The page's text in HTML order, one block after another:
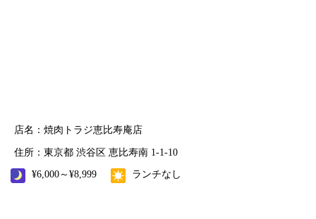
店名：焼肉トラジ恵比寿庵店
住所：東京都 渋谷区 恵比寿南 1-1-10
¥6,000～¥8,999
ランチなし